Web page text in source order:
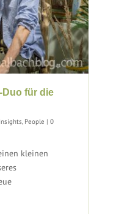
Duo für die
Insights, People | 0
kleinen